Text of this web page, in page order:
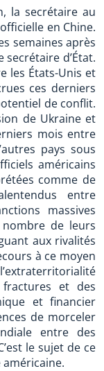
la secrétaire au
en Chine.
semaines après
secrétaire d’État.
les États-Unis et
ces derniers
de conflit.
de Ukraine et
mois entre
pays sous
américains
comme de
entre
massives
de leurs
aux rivalités
à ce moyen
et des
et financier
de morceler
entre des
le sujet de ce